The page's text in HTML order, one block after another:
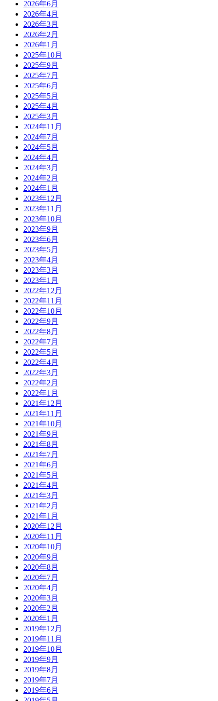
2026年6月
2026年4月
2026年3月
2026年2月
2026年1月
2025年10月
2025年9月
2025年7月
2025年6月
2025年5月
2025年4月
2025年3月
2024年11月
2024年7月
2024年5月
2024年4月
2024年3月
2024年2月
2024年1月
2023年12月
2023年11月
2023年10月
2023年9月
2023年6月
2023年5月
2023年4月
2023年3月
2023年1月
2022年12月
2022年11月
2022年10月
2022年9月
2022年8月
2022年7月
2022年5月
2022年4月
2022年3月
2022年2月
2022年1月
2021年12月
2021年11月
2021年10月
2021年9月
2021年8月
2021年7月
2021年6月
2021年5月
2021年4月
2021年3月
2021年2月
2021年1月
2020年12月
2020年11月
2020年10月
2020年9月
2020年8月
2020年7月
2020年4月
2020年3月
2020年2月
2020年1月
2019年12月
2019年11月
2019年10月
2019年9月
2019年8月
2019年7月
2019年6月